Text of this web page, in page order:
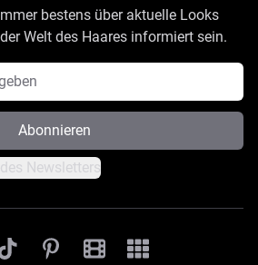
bestens über aktuelle Looks
Welt des Haares informiert sein.
Abonnieren
Newsletters
PinterestGreat Lengths
Great Lengths -